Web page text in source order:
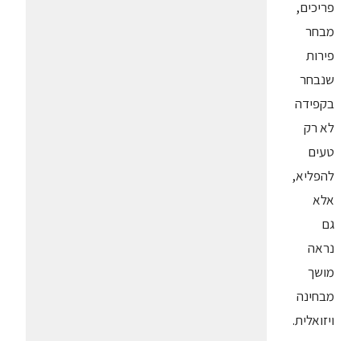
פריכים,
מבחר
פירות
שנבחר
בקפידה
לא רק
טעים
להפליא,
אלא
גם
נראה
מושך
מבחינה
ויזואלית.